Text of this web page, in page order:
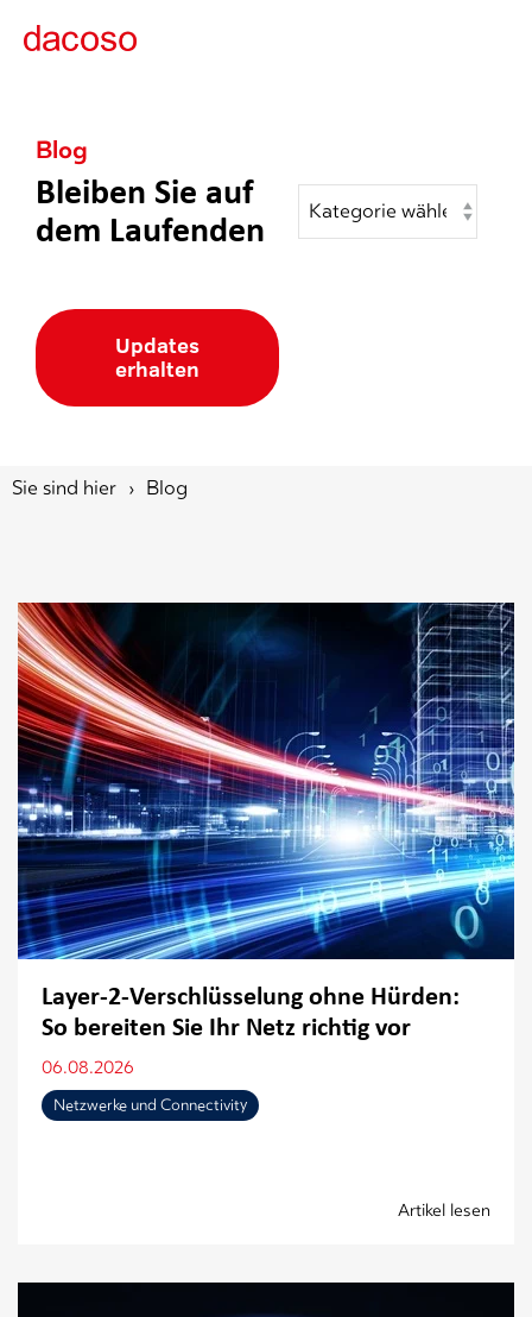
Blog
Bleiben Sie auf
dem Laufenden
Updates
erhalten
Sie sind hier Blog
Layer-2-Verschlüsselung ohne Hürden:
So bereiten Sie Ihr Netz richtig vor
06.08.2026
Netzwerke und Connectivity
Artikel lesen